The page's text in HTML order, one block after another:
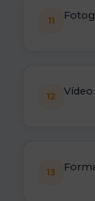
11
12 Vídeo
13